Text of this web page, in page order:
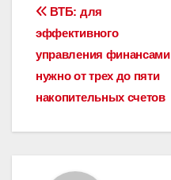
Навигация
по
записям
ВТБ: для
эффективного
управления финансами
нужно от трех до пяти
накопительных счетов